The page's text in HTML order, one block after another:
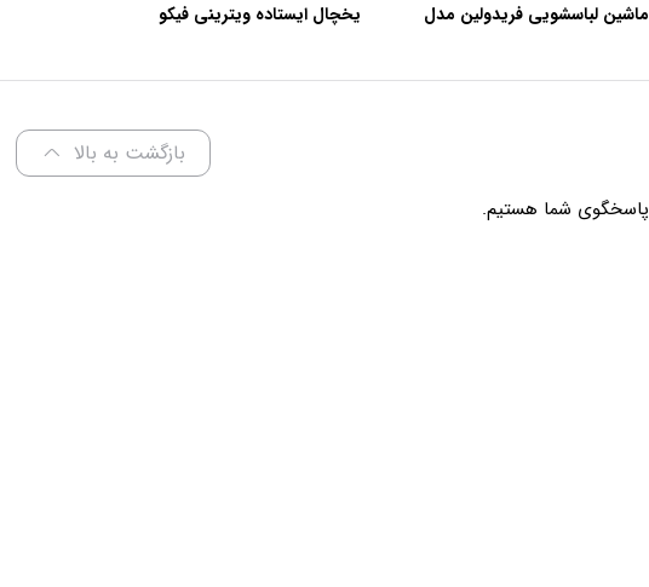
ماشین لباسشویی فریدولین مدل
یخچال ایستاده ویترینی فیکو
بازگشت به بالا